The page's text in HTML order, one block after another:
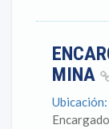
MINA